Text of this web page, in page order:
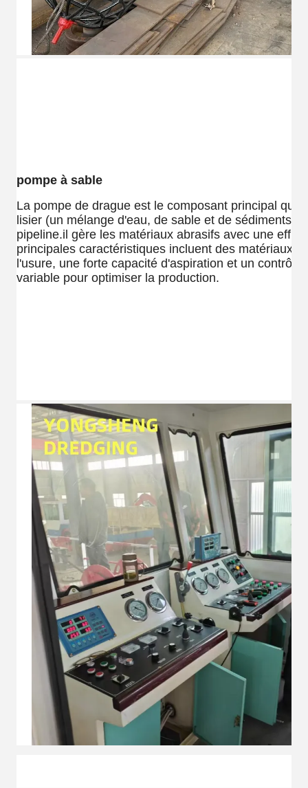
pompe à sable
La pompe de drague est le composant principal qui
lisier (un mélange d'eau, de sable et de sédiments)
pipeline.il gère les matériaux abrasifs avec une
principales caractéristiques incluent des matériaux
l'usure, une forte capacité d'aspiration et un contrôle
variable pour optimiser la production.